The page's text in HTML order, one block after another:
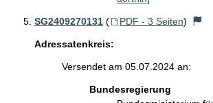
SG2409270131 ( PDF - 3 Seiten)
Adressatenkreis:
Versendet am 05.07.2024 an:
Bundesregierung